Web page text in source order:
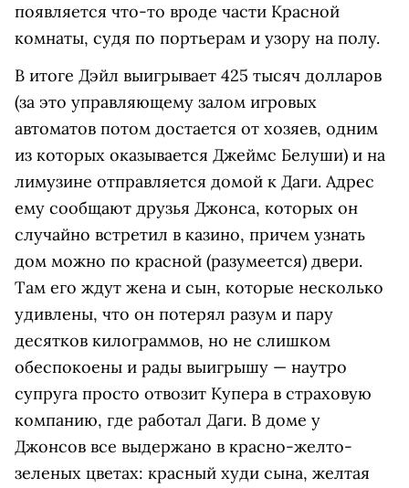
появляется что-то вроде части Красной
комнаты, судя по портьерам и узору на полу.
В итоге Дэйл выигрывает 425 тысяч долларов
(за это управляющему залом игровых
автоматов потом достается от хозяев, одним
из которых оказывается Джеймс Белуши) и на
лимузине отправляется домой к Даги. Адрес
ему сообщают друзья Джонса, которых он
случайно встретил в казино, причем узнать
дом можно по красной (разумеется) двери.
Там его ждут жена и сын, которые несколько
удивлены, что он потерял разум и пару
десятков килограммов, но не слишком
обеспокоены и рады выигрышу — наутро
супруга просто отвозит Купера в страховую
компанию, где работал Даги. В доме у
Джонсов все выдержано в красно-желто-
зеленых цветах: красный худи сына, желтая